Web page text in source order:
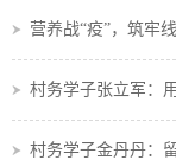
营养战“疫”，筑牢
村务学子金丹丹：